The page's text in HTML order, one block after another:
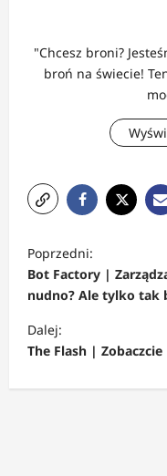
"Chcesz broni?
broń na świecie!
o
b
a
c
z
Poprzedni:
Bot Factory |
nudno? Ale tylko tak
Dalej:
The Flash |